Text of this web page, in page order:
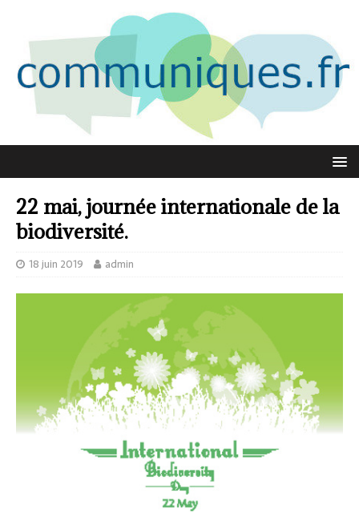
22 mai, journée internationale de la
biodiversité.
18 juin 2019 admin